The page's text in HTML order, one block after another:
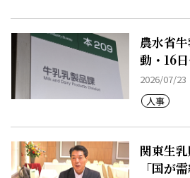
農水省
動・16
2026/07/
人事
関東生
「国が